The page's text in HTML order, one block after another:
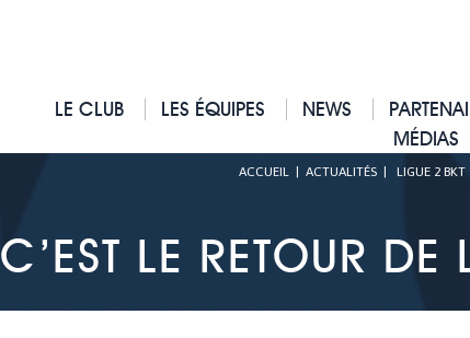
LE CLUB LES ÉQUIPES NEWS
MÉDIAS
ACCUEIL| ACTUALITÉS| LIGUE 2 BKT
C’EST LE RETOUR